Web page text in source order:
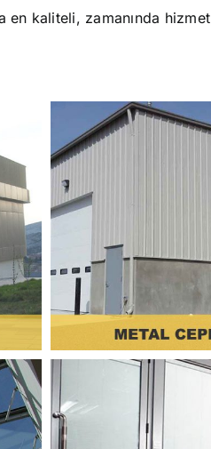
en kaliteli, zamanında hizmet